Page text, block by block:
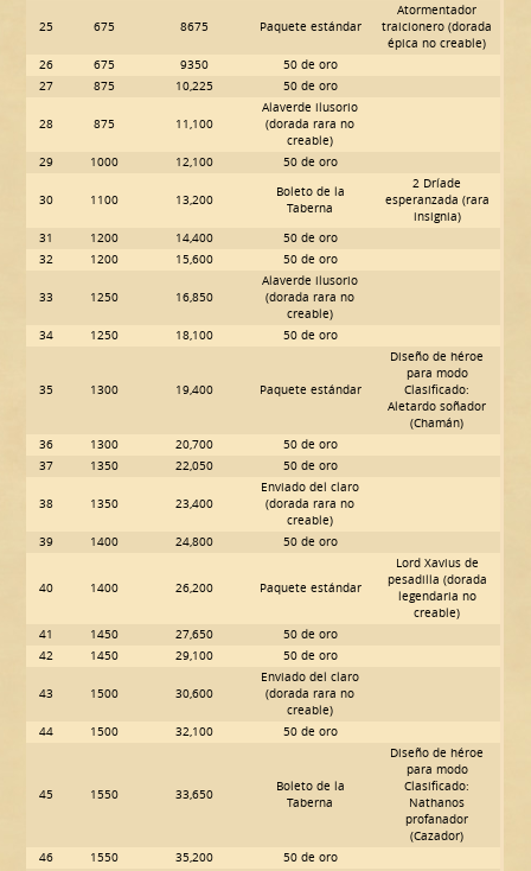
25 675 8675 Paquete estándar
Atormentador
traicionero (dorada
épica no creable)
26
675 9350
50 de oro
27
875 10,225 50 de oro
28 875 11,100
Alaverde ilusorio
(dorada rara no
creable)
29
1000 12,100 50 de oro
30 1100 13,200
Boleto de la
Taberna
2 Dríade
esperanzada (rara
insignia)
31
1200 14,400
50 de oro
32
1200 15,600 50 de oro
33 1250 16,850
Alaverde ilusorio
(dorada rara no
creable)
34
1250 18,100 50 de oro
35 1300 19,400 Paquete estándar
Diseño de héroe
para modo
Clasificado:
Aletardo soñador
(Chamán)
36
1300 20,700
50 de oro
37
1350 22,050 50 de oro
38 1350 23,400
Enviado del claro
(dorada rara no
creable)
39
1400 24,800 50 de oro
40 1400 26,200 Paquete estándar
Lord Xavius de
pesadilla (dorada
legendaria no
creable)
41
1450 27,650
50 de oro
42
1450 29,100 50 de oro
43 1500 30,600
Enviado del claro
(dorada rara no
creable)
44
1500 32,100 50 de oro
45 1550 33,650
Boleto de la
Taberna
Diseño de héroe
para modo
Clasificado:
Nathanos
profanador
(Cazador)
46
1550 35,200
50 de oro